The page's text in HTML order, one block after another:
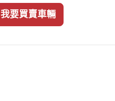
我要買賣車輛